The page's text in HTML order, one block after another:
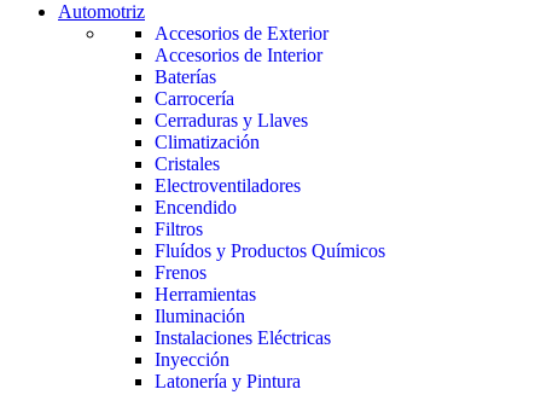
Automotriz
Accesorios de Exterior
Accesorios de Interior
Baterías
Carrocería
Cerraduras y Llaves
Climatización
Cristales
Electroventiladores
Encendido
Filtros
Fluídos y Productos Químicos
Frenos
Herramientas
Iluminación
Instalaciones Eléctricas
Inyección
Latonería y Pintura